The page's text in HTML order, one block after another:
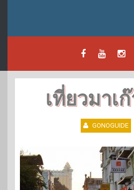
เที่ยวมาเ
GONOGUIDE